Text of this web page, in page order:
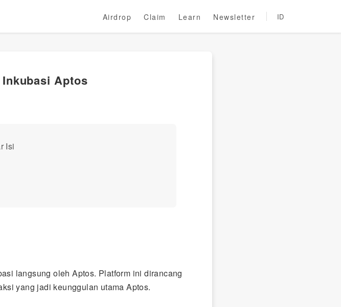
Airdrop Claim Learn Newsletter ID
Aptos
Isi
langsung oleh Aptos. Platform ini dirancang
yang jadi keunggulan utama Aptos.